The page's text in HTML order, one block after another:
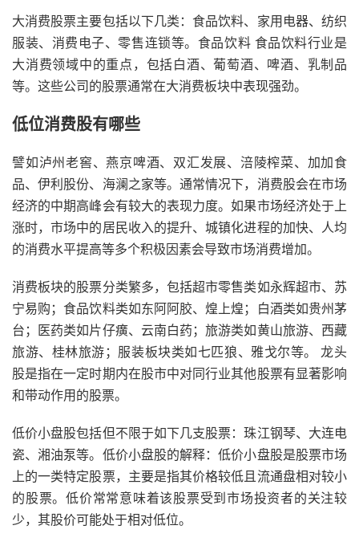
大消费股票主要包括以下几类：食品饮料、家用电器、纺织
服装、消费电子、零售连锁等。食品饮料 食品饮料行业是
大消费领域中的重点，包括白酒、葡萄酒、啤酒、乳制品
等。这些公司的股票通常在大消费板块中表现强劲。
低位消费股有哪些
譬如泸州老窖、燕京啤酒、双汇发展、涪陵榨菜、加加食
品、伊利股份、海澜之家等。通常情况下，消费股会在市场
经济的中期高峰会有较大的表现力度。如果市场经济处于上
涨时，市场中的居民收入的提升、城镇化进程的加快、人均
的消费水平提高等多个积极因素会导致市场消费增加。
消费板块的股票分类繁多，包括超市零售类如永辉超市、苏
宁易购；食品饮料类如东阿阿胶、煌上煌；白酒类如贵州茅
台；医药类如片仔癀、云南白药；旅游类如黄山旅游、西藏
旅游、桂林旅游；服装板块类如七匹狼、雅戈尔等。 龙头
股是指在一定时期内在股市中对同行业其他股票有显著影响
和带动作用的股票。
低价小盘股包括但不限于如下几支股票：珠江钢琴、大连电
瓷、湘油泵等。低价小盘股的解释：低价小盘股是股票市场
上的一类特定股票，主要是指其价格较低且流通盘相对较小
的股票。低价常常意味着该股票受到市场投资者的关注较
少，其股价可能处于相对低位。